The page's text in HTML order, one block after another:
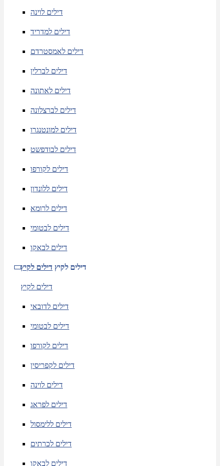
דילים לוינה
דילים למדריד
דילים לאמסטרדם
דילים לברלין
דילים לאתונה
דילים לברצלונה
דילים למונטנגרו
דילים לבודפשט
דילים לקורפו
דילים ללונדון
דילים לרומא
דילים לבטומי
דילים לבאקו
דילים לקיץ דילים לקיץ
דילים לקיץ
דילים לדובאי
דילים לבטומי
דילים לקורפו
דילים לקפריסין
דילים לוינה
דילים לפראג
דילים ללימסול
דילים לכרתים
דילים לבאקו